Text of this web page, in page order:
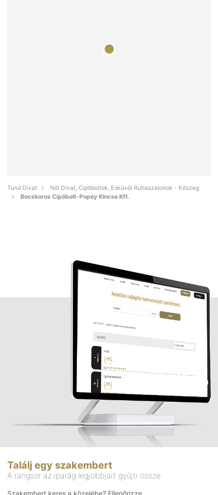
Turul Divat
Női Divat, Cipőboltok, Esküvői Ruhaszalonok - Kőszeg
Bocskoros Cipőbolt-Popey Kincse Kft.
Találj egy szakembert
A rangsor az iparág legjobbjait gyűjti össze
Szakembert keres a közelébe? Ellenőrizze